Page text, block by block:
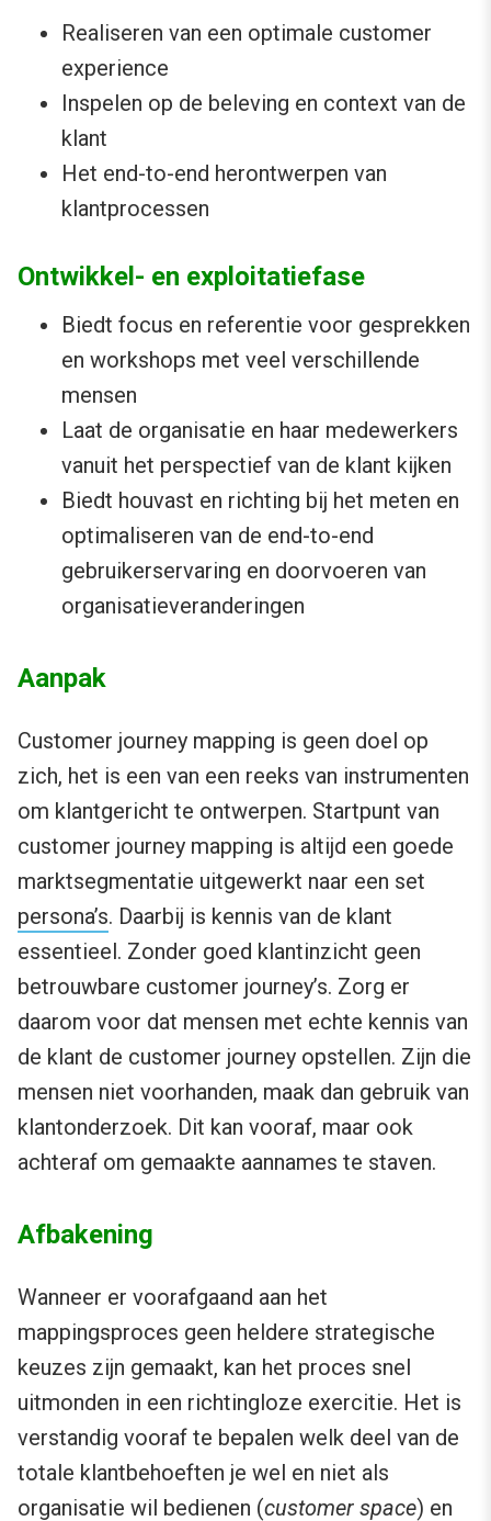
Realiseren van een optimale customer
experience
Inspelen op de beleving en context van de
klant
Het end-to-end herontwerpen van
klantprocessen
Ontwikkel- en exploitatiefase
Biedt focus en referentie voor gesprekken
en workshops met veel verschillende
mensen
Laat de organisatie en haar medewerkers
vanuit het perspectief van de klant kijken
Biedt houvast en richting bij het meten en
optimaliseren van de end-to-end
gebruikerservaring en doorvoeren van
organisatieveranderingen
Aanpak
Customer journey mapping is geen doel op
zich, het is een van een reeks van instrumenten
om klantgericht te ontwerpen. Startpunt van
customer journey mapping is altijd een goede
marktsegmentatie uitgewerkt naar een set
persona’s. Daarbij is kennis van de klant
essentieel. Zonder goed klantinzicht geen
betrouwbare customer journey’s. Zorg er
daarom voor dat mensen met echte kennis van
de klant de customer journey opstellen. Zijn die
mensen niet voorhanden, maak dan gebruik van
klantonderzoek. Dit kan vooraf, maar ook
achteraf om gemaakte aannames te staven.
Afbakening
Wanneer er voorafgaand aan het
mappingsproces geen heldere strategische
keuzes zijn gemaakt, kan het proces snel
uitmonden in een richtingloze exercitie. Het is
verstandig vooraf te bepalen welk deel van de
totale klantbehoeften je wel en niet als
organisatie wil bedienen (customer space) en